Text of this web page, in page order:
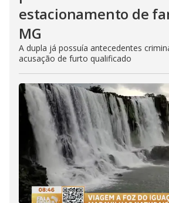
estacionamento de
MG
A dupla já possuía antecedentes
acusação de furto qualificado